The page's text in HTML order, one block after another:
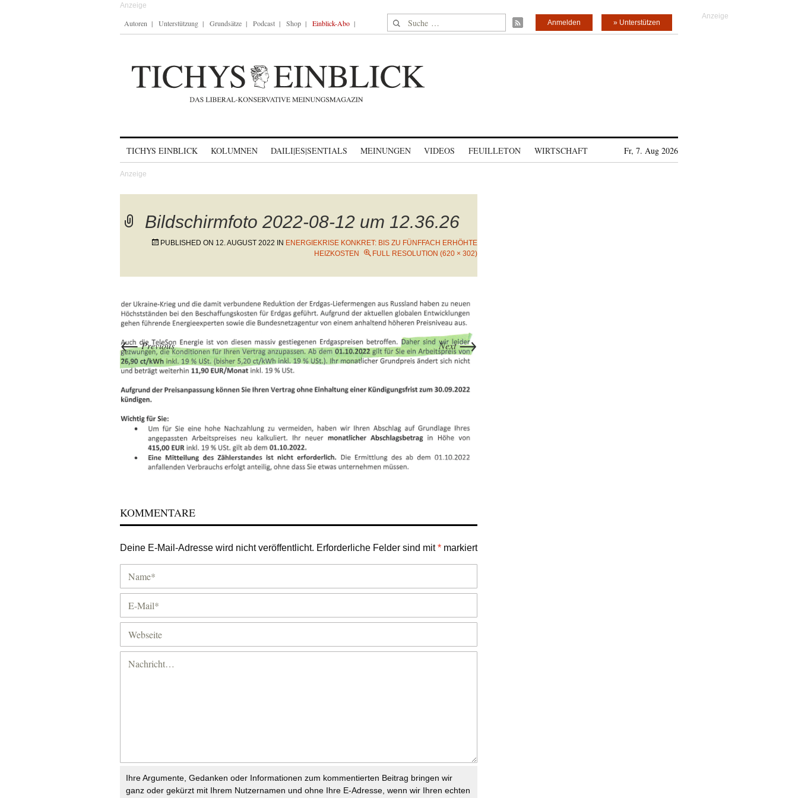
Autoren Unterstützung Grundsätze Podcast Shop Einblick-Abo Suche nach: » Unterstützen
Anmelden
TICHYS EINBLICK KOLUMNEN DAILI|ES|SENTIALS MEINUNGEN VIDEOS FEUILLETON WIRTSCHAFT Fr, 7. Aug 2026
Bildschirmfoto 2022-08-12 um 12.36.26
PUBLISHED ON 12. AUGUST 2022 IN ENERGIEKRISE KONKRET: BIS ZU FÜNFFACH ERHÖHTE
HEIZKOSTEN
FULL RESOLUTION (620 × 302)
←Previous Next→
KOMMENTARE
Deine E-Mail-Adresse wird nicht veröffentlicht. Erforderliche Felder sind mit* markiert
Ihre Argumente, Gedanken oder Informationen zum kommentierten Beitrag bringen wir
ganz oder gekürzt mit Ihrem Nutzernamen und ohne Ihre E-Adresse, wenn wir Ihren echten